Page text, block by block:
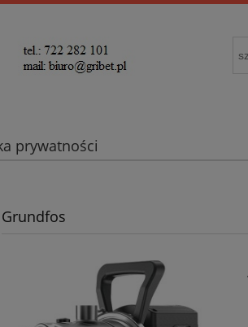
prywatności
Grundfos